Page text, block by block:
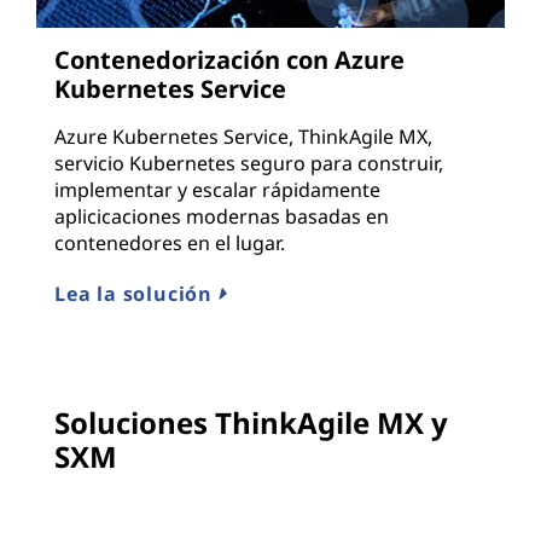
Contenedorización con Azure
Kubernetes Service
Azure Kubernetes Service, ThinkAgile MX,
servicio Kubernetes seguro para construir,
implementar y escalar rápidamente
aplicicaciones modernas basadas en
contenedores en el lugar.
Lea la solución
Soluciones ThinkAgile MX y
SXM